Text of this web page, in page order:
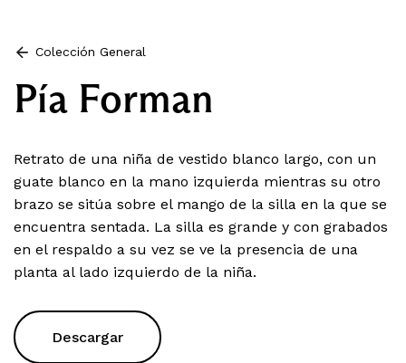
Colección General
Pía Forman
Retrato de una niña de vestido blanco largo, con un
guate blanco en la mano izquierda mientras su otro
brazo se sitúa sobre el mango de la silla en la que se
encuentra sentada. La silla es grande y con grabados
en el respaldo a su vez se ve la presencia de una
planta al lado izquierdo de la niña.
Descargar